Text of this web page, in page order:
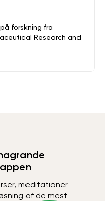
forskning fra
Research and
meditationer
af de mest